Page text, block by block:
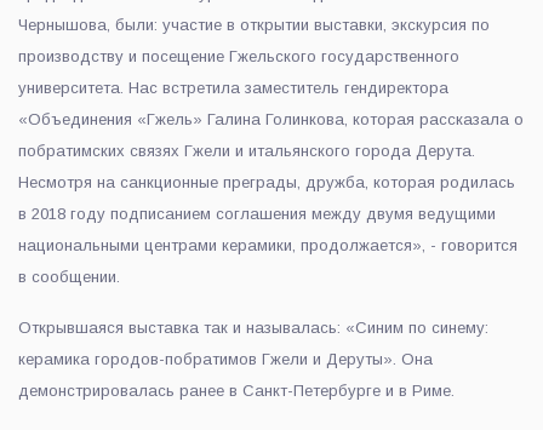
Чернышова, были: участие в открытии выставки, экскурсия по
производству и посещение Гжельского государственного
университета. Нас встретила заместитель гендиректора
«Объединения «Гжель» Галина Голинкова, которая рассказала о
побратимских связях Гжели и итальянского города Дерута.
Несмотря на санкционные преграды, дружба, которая родилась
в 2018 году подписанием соглашения между двумя ведущими
национальными центрами керамики, продолжается», - говорится
в сообщении.
Открывшаяся выставка так и называлась: «Синим по синему:
керамика городов-побратимов Гжели и Деруты». Она
демонстрировалась ранее в Санкт-Петербурге и в Риме.